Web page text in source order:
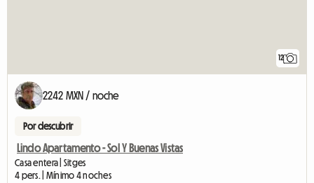
12
2242 MXN / noche
Por descubrir
Lindo Apartamento - Sol Y Buenas Vistas
Casa entera | Sitges
4 pers. | Mínimo 4 noches